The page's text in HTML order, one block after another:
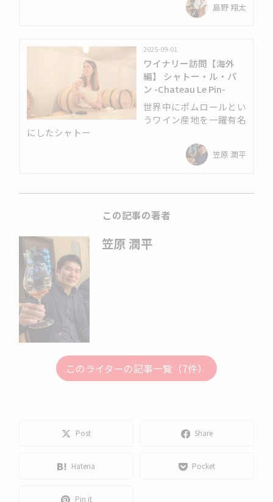
島野 翔太
2025-09-01
ワイナリー訪問【海外
編】 シャトー・ル・パ
ン -Chateau Le Pin-
世界中にポムロールとい
うワイン産地を一躍有名
にしたシャトー
笠原 潤平
この記事の著者
笠原 潤平
このライターの記事一覧（7件）
Post Share
Hatena Pocket
Pin it